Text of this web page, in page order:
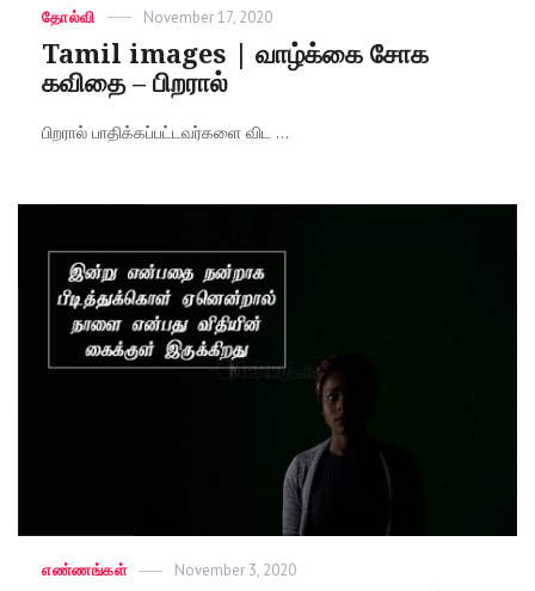
Categories
தோல்வி
Posted
November 17, 2020
Tamil images | வாழ்க்கை சோக
கவிதை – பிறரால்
பிறரால் பாதிக்கப்பட்டவர்களை விட ...
Categories
எண்ணங்கள்
Posted
November 3, 2020